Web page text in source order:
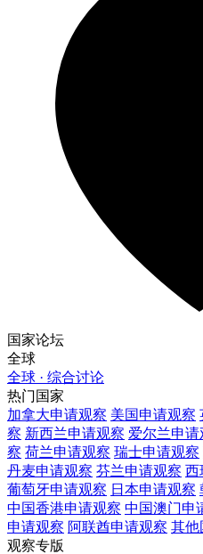
国家论坛
全球
全球 · 综合讨论
热门国家
加拿大申请观察 美国申请观察
察 新西兰申请观察 爱尔兰申请
察 荷兰申请观察 瑞士申请观察
丹麦申请观察 芬兰申请观察 西
葡萄牙申请观察 日本申请观察
中国香港申请观察 中国澳门申
申请观察 阿联酋申请观察 其他
观察专版